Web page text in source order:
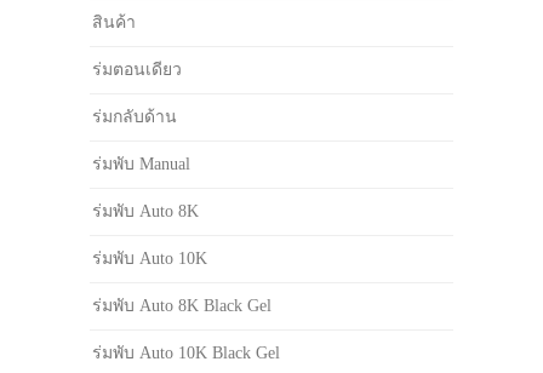
สินค้า
ร่มตอนเดียว
ร่มกลับด้าน
ร่มพับ Manual
ร่มพับ Auto 8K
ร่มพับ Auto 10K
ร่มพับ Auto 8K Black Gel
ร่มพับ Auto 10K Black Gel